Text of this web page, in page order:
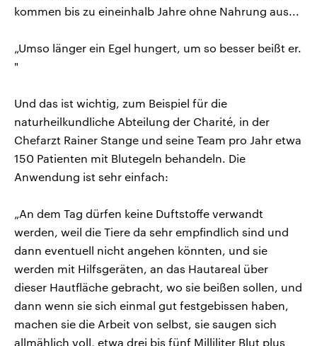
kommen bis zu eineinhalb Jahre ohne Nahrung aus...
„Umso länger ein Egel hungert, um so besser beißt er.
"
Und das ist wichtig, zum Beispiel für die
naturheilkundliche Abteilung der Charité, in der
Chefarzt Rainer Stange und seine Team pro Jahr etwa
150 Patienten mit Blutegeln behandeln. Die
Anwendung ist sehr einfach:
„An dem Tag dürfen keine Duftstoffe verwandt
werden, weil die Tiere da sehr empfindlich sind und
dann eventuell nicht angehen könnten, und sie
werden mit Hilfsgeräten, an das Hautareal über
dieser Hautfläche gebracht, wo sie beißen sollen, und
dann wenn sie sich einmal gut festgebissen haben,
machen sie die Arbeit von selbst, sie saugen sich
allmählich voll, etwa drei bis fünf Milliliter Blut plus